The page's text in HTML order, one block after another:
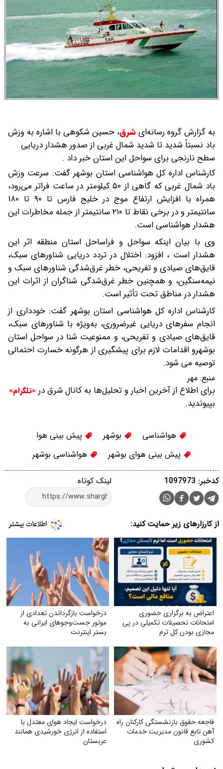
قیمت خودرو‌های ایران خودرو امروز
دوشنبه ۱۹ مرداد ۱۴۰۵ / قیمت پژو
۲۰۷ چند ؟ + جدول
به گزارش گروه رسانه‌ایشرق، حسین شکوهی با اشاره به وزش
باد نسبتاً شدید تا شدید شمال غربی از صدور هشدار دریایی
سطح نارنجی برای سواحل این استان خبر داد .
کارشناس اداره کل هواشناسی استان بوشهر گفت: سرعت وزش
باد شمال غربی که گاهی از ۵۰ کیلومتر در ساعت فراتر می‌رود،
همراه با افزایش ارتفاع موج در خلیج فارس تا ۹۰ تا ۱۸۰
سانتیمتر و در برخی نقاط تا ۲۱۰ سانتیمتر از جمله مخاطرات این
هشدار هواشناسی است.
وی با بیان اینکه سواحل و فراساحل استان منطقه اثر این
هشدار است ، افزود: اختلال در تردد دریایی شناورهای سبک،
قایق‌های صیادی و تفریحی، خطر غرق‌شدگی شناورهای سبک و
نیمه‌سنگین، و همچنین خطر غرق‌شدگی شناگران از اثرات این
هشدار در مناطق تحت تأثیر است.
کارشناس اداره کل هواشناسی استان بوشهر گفت: خودداری از
انجام سفرهای دریایی غیرضروری، به‌ویژه با شناورهای سبک،
قایق‌های صیادی و تفریحی، و ممنوعیت شنا در سواحل استان
بوشهرو اقدامات لازم برای پیشگیری از هرگونه خسارت احتمالی
توصیه می شود.
منبع: مهر
برای اطلاع از آخرین اخبار و تحلیل‌ها به کانال شرق در «تلگرام»
بپیوندید.
هواشناسی بوشهر
پیش بینی هوا
پیش بینی هوای بوشهر
هواشناسی بوشهر
لینک کوتاه کدخبر: 1097973
از کارزارهای زیر حمایت کنید:
اعتراض به برگزاری حضوری
امتحانات تحصیلات تکمیلی در پی
مجازی بودن کل ترم
درخواست بازگرداندن تعدادی از
موتور جست‌وجوهای ایرانی به
بستر اینترنت
فاجعه حقوق بازنشستگی کارکنان راه
آهن تابع قانون مدیریت خدمات
کشوری
درخواست ایجاد هوای معتدل با
استفاده از انرژی خورشیدی همانند
عربستان